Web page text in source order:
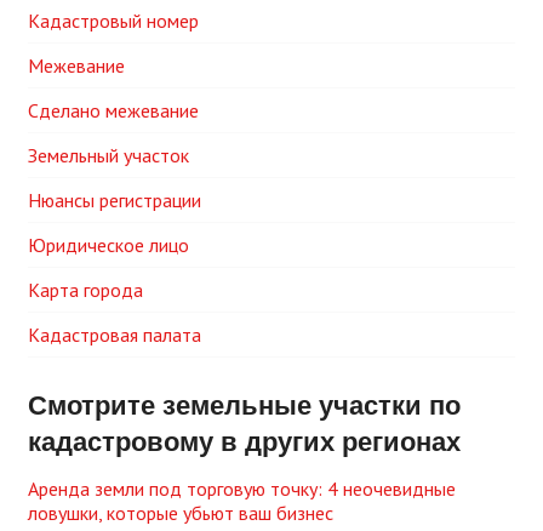
Кадастровый номер
Межевание
Сделано межевание
Земельный участок
Нюансы регистрации
Юридическое лицо
Карта города
Кадастровая палата
Смотрите земельные участки по
кадастровому в других регионах
Аренда земли под торговую точку: 4 неочевидные
ловушки, которые убьют ваш бизнес